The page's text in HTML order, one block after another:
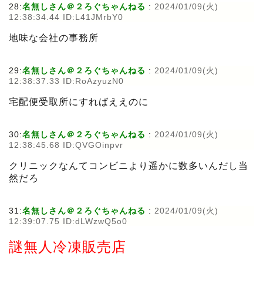
28:名無しさん＠２ろぐちゃんねる : 2024/01/09(火)
12:38:34.44 ID:L41JMrbY0
地味な会社の事務所
29:名無しさん＠２ろぐちゃんねる : 2024/01/09(火)
12:38:37.33 ID:RoAzyuzN0
宅配便受取所にすればええのに
30:名無しさん＠２ろぐちゃんねる : 2024/01/09(火)
12:38:45.68 ID:QVGOinpvr
クリニックなんてコンビニより遥かに数多いんだし当
然だろ
31:名無しさん＠２ろぐちゃんねる : 2024/01/09(火)
12:39:07.75 ID:dLWzwQ5o0
謎無人冷凍販売店